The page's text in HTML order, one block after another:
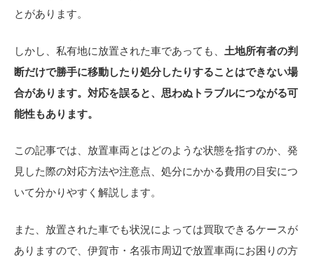
とがあります。
しかし、私有地に放置された車であっても、 土地所有者の判
断だけで勝手に移動したり処分したりすることはできない場
合があります。対応を誤ると、思わぬトラブルにつながる可
能性もあります。
この記事では、放置車両とはどのような状態を指すのか、発
見した際の対応方法や注意点、処分にかかる費用の目安につ
いて分かりやすく解説します。
また、放置された車でも状況によっては買取できるケースが
ありますので、伊賀市・名張市周辺で放置車両にお困りの方